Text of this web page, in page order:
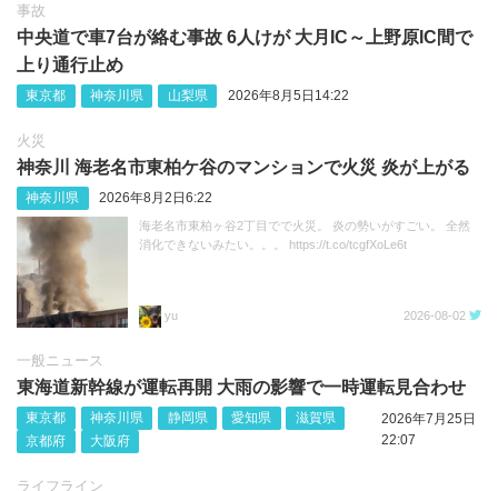
事故
中央道で車7台が絡む事故 6人けが 大月IC～上野原IC間で
上り通行止め
東京都 神奈川県 山梨県 2026年8月5日14:22
火災
神奈川 海老名市東柏ケ谷のマンションで火災 炎が上がる
神奈川県 2026年8月2日6:22
海老名市東柏ヶ谷2丁目でで火災。 炎の勢いがすごい。 全然
消化できないみたい。。。 https://t.co/tcgfXoLe6t
yu 2026-08-02
一般ニュース
東海道新幹線が運転再開 大雨の影響で一時運転見合わせ
東京都 神奈川県 静岡県 愛知県
滋賀県
京都府
大阪府
2026年7月25日
22:07
ライフライン